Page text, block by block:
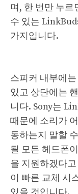
며, 한 번만 누르
수 있는
가지입니다.
스피커 내부에
있고 상단에는
니다. Sony는
때문에 소리가
동하는지 말할
될 모든 헤드폰
을 지원하겠다
이 빠른 교체 시